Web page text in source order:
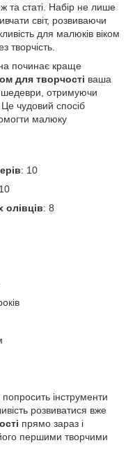
та статі. Набір не лише
світ, розвиваючи
для малюків віком
творчість.
починає краще
для творчості ваша
шедеври, отримуючи
чудовий спосіб
малюку
: 10
олівців: 8
інструменти
розвиватися вже
прямо зараз і
першими творчими